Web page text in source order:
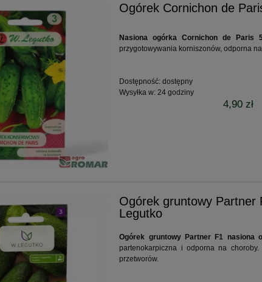
Ogórek Cornichon de
Nasiona ogórka Cornichon de Paris
przygotowywania korniszonów, odporna
Dostępność: dostępny
Wysyłka w: 24 godziny
4,90 zł
Ogórek gruntowy Partner
Legutko
Ogórek gruntowy Partner F1 nasiona
partenokarpiczna i odporna na
przetworów.